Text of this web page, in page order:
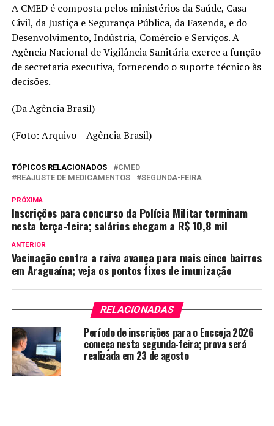
A CMED é composta pelos ministérios da Saúde, Casa
Civil, da Justiça e Segurança Pública, da Fazenda, e do
Desenvolvimento, Indústria, Comércio e Serviços. A
Agência Nacional de Vigilância Sanitária exerce a função
de secretaria executiva, fornecendo o suporte técnico às
decisões.
(Da Agência Brasil)
(Foto: Arquivo – Agência Brasil)
TÓPICOS RELACIONADOS
CMED
REAJUSTE DE MEDICAMENTOS
SEGUNDA-FEIRA
PRÓXIMA
Inscrições para concurso da Polícia Militar terminam
nesta terça-feira; salários chegam a R$ 10,8 mil
ANTERIOR
Vacinação contra a raiva avança para mais cinco bairros
em Araguaína; veja os pontos fixos de imunização
RELACIONADAS
Período de inscrições para o Encceja 2026
começa nesta segunda-feira; prova será
realizada em 23 de agosto